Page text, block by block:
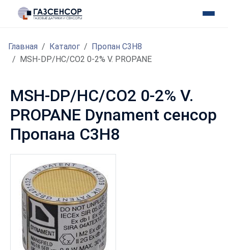
Главная Каталог
Пропан C3H8
MSH-DP/HC/CO2 0-2% V. PROPANE
MSH-DP/HC/CO2 0-2% V.
PROPANE Dynament сенсор
Пропана C3H8